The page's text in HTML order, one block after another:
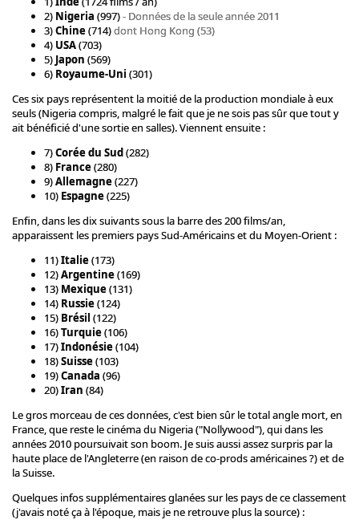
2) Nigeria (997)- Données de la seule année 2011
3)Chine(714)dont Hong Kong (53)
4) USA(703)
5) Japon (569)
6) Royaume-Uni (301)
Ces six pays représentent la moitié de la production mondiale à eux
seuls (Nigeria compris, malgré le fait que je ne sois pas sûr que tout y
ait bénéficié d'une sortie en salles). Viennent ensuite :
7)Corée du Sud(282)
8) France(280)
9)Allemagne(227)
10) Espagne(225)
Enfin, dans les dix suivants sous la barre des 200 films/an,
apparaissent les premiers pays Sud-Américains et du Moyen-Orient :
11)Italie(173)
12)Argentine(169)
13) Mexique(131)
14) Russie(124)
15) Brésil (122)
16)Turquie(106)
17)Indonésie(104)
18)Suisse(103)
19)Canada (96)
20)Iran (84)
Le gros morceau de ces données, c'est bien sûr le total angle mort, en
France, que reste le cinéma du Nigeria ("Nollywood"), qui dans les
années 2010 poursuivait son boom. Je suis aussi assez surpris par la
haute place de l'Angleterre (en raison de co-prods américaines ?) et de
la Suisse.
Quelques infos supplémentaires glanées sur les pays de ce classement
(j'avais noté ça à l'époque, mais je ne retrouve plus la source) :